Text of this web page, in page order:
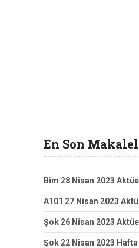
En Son
Bim 28 Nisan 2023
A101 27 Nisan 2023
Şok 26 Nisan 2023
Şok 22 Nisan 2023 Hafta